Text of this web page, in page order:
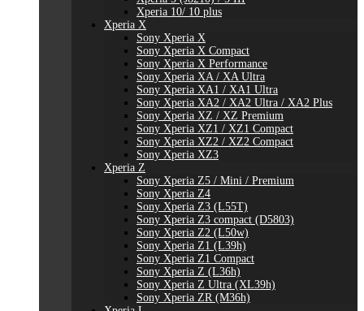
Xperia 10/ 10 plus
Xperia X
Sony Xperia X
Sony Xperia X Compact
Sony Xperia X Performance
Sony Xperia XA / XA Ultra
Sony Xperia XA1 / XA1 Ultra
Sony Xperia XA2 / XA2 Ultra / XA2 Plus
Sony Xperia XZ / XZ Premium
Sony Xperia XZ1 / XZ1 Compact
Sony Xperia XZ2 / XZ2 Compact
Sony Xperia XZ3
Xperia Z
Sony Xperia Z5 / Mini / Premium
Sony Xperia Z4
Sony Xperia Z3 (L55T)
Sony Xperia Z3 compact (D5803)
Sony Xperia Z2 (L50w)
Sony Xperia Z1 (L39h)
Sony Xperia Z1 Compact
Sony Xperia Z (L36h)
Sony Xperia Z Ultra (XL39h)
Sony Xperia ZR (M36h)